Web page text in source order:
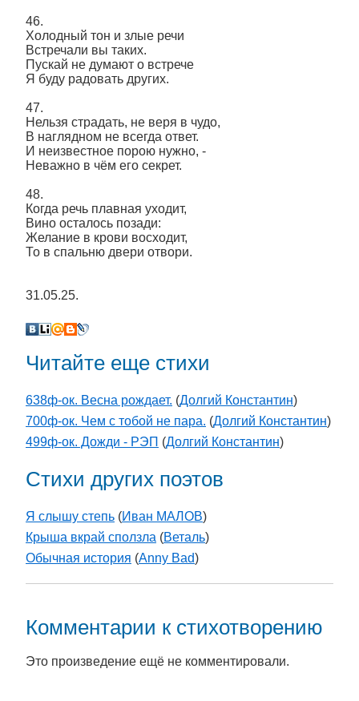
46.
Холодный тон и злые речи
Встречали вы таких.
Пускай не думают о встрече
Я буду радовать других.
47.
Нельзя страдать, не веря в чудо,
В наглядном не всегда ответ.
И неизвестное порою нужно, -
Неважно в чём его секрет.
48.
Когда речь плавная уходит,
Вино осталось позади:
Желание в крови восходит,
То в спальню двери отвори.
31.05.25.
Читайте еще стихи
638ф-ок. Весна рождает. (Долгий Константин)
700ф-ок. Чем с тобой не пара. (Долгий Константин)
499ф-ок. Дожди - РЭП (Долгий Константин)
Стихи других поэтов
Я слышу степь (Иван МАЛОВ)
Крыша вкрай сползла (Веталь)
Обычная история (Anny Bad)
Комментарии к стихотворению
Это произведение ещё не комментировали.